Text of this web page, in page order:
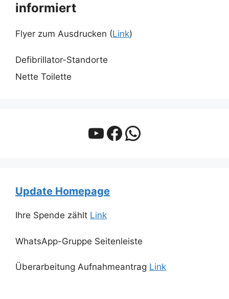
informiert
Flyer zum Ausdrucken (Link)
Defibrillator-Standorte
Nette Toilette
YouTube
Facebook
WhatsApp
Update Homepage
Ihre Spende zählt Link
WhatsApp-Gruppe Seitenleiste
Überarbeitung Aufnahmeantrag Link